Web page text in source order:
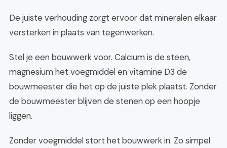
De juiste verhouding zorgt ervoor dat mineralen elkaar
versterken in plaats van tegenwerken.
Stel je een bouwwerk voor. Calcium is de steen,
magnesium het voegmiddel en vitamine D3 de
bouwmeester die het op de juiste plek plaatst. Zonder
de bouwmeester blijven de stenen op een hoopje
liggen.
Zonder voegmiddel stort het bouwwerk in. Zo simpel